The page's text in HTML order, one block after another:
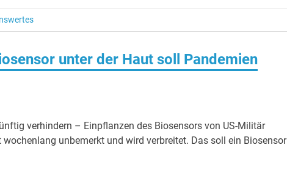
unter der Haut soll Pandemien
verhindern – Einpflanzen des Biosensors von US-Militär
unbemerkt und wird verbreitet. Das soll ein Biosensor